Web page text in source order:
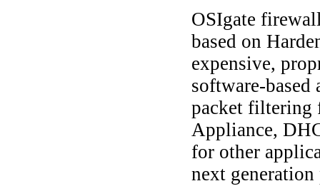
OSIgate
based on
expensive,
software-based
packet filtering
Appliance,
for other
next